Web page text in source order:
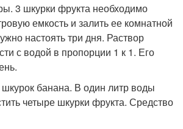
3 шкурки фрукта необходимо
емкость и залить ее комнатной
настоять три дня. Раствор
с водой в пропорции 1 к 1. Его
банана. В один литр воды
четыре шкурки фрукта. Средство